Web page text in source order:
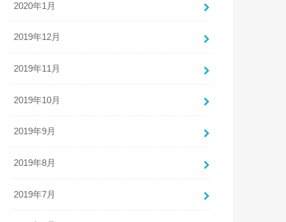
2020年1月
2019年12月
2019年11月
2019年10月
2019年9月
2019年8月
2019年7月